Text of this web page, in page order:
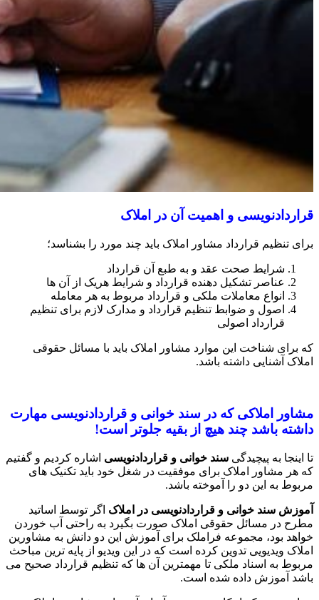
قراردادنویسی و اهمیت آن در املاک
برای تنظیم قرارداد مشاور املاک باید چند مورد را بشناسد؛
شرایط صحت عقد و به طبع آن قرارداد
عناصر تشکیل دهنده قرارداد و شرایط هریک از آن ها
انواع معاملات ملکی و قرارداد مربوط به هر معامله
اصول و ضوابط تنظیم قرارداد و مدارک لازم برای تنظیم
قرارداد اصولی
که برای شناخت این موارد مشاور املاک باید با مسائل حقوقی
املاک آشنایی داشته باشد.
مشاور املاکی که در سند خوانی و قراردادنویسی مهارت
داشته باشد چند هیچ از بقیه جلوتر است!
تا اینجا به پیچیدگی سند خوانی و قراردادنویسی اشاره کردیم و گفتیم
که هر مشاور املاک برای موفقیت در شغل خود باید تکنیک های
مربوط به این دو را آموخته باشد.
آموزش سند خوانی و قراردادنویسی در املاک اگر توسط اساتید
مطرح در مسائل حقوقی املاک صورت بگیرد به راحتی آب خوردن
خواهد بود، مجموعه فراملک برای آموزش این دو دانش به مشاورین
املاک ویدیویی تدوین کرده است که در این ویدیو از پایه ترین مباحث
مربوط به اسناد ملکی تا مهمترین آن ها که تنظیم قرارداد صحیح می
باشد آموزش داده شده است.